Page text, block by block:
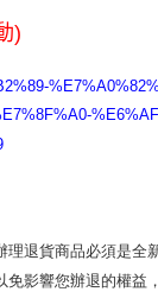
)
退貨商品必須是全
影響您辦退的權益